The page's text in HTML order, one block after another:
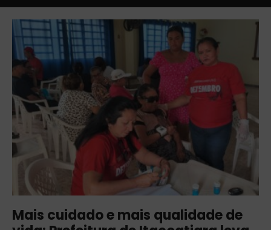
Mais cuidado e mais qualidade de